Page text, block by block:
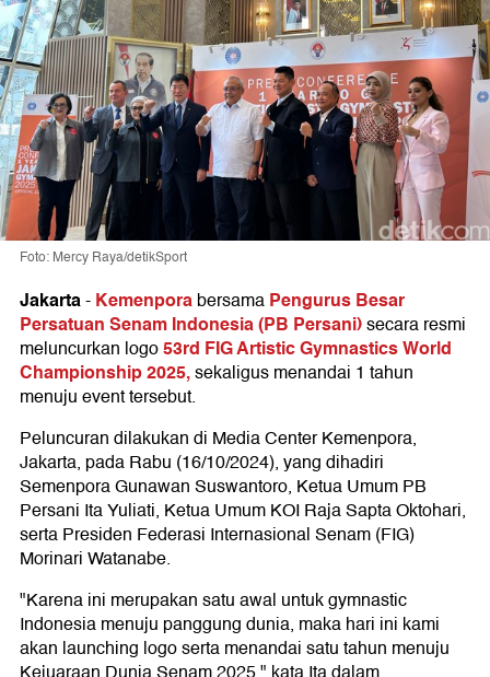
Foto: Mercy Raya/detikSport
Jakarta-KemenporabersamaPengurus Besar
Persatuan Senam Indonesia (PB Persani)secara resmi
meluncurkan logo53rd FIG Artistic Gymnastics World
Championship 2025,sekaligus menandai 1 tahun
menuju event tersebut.
Peluncuran dilakukan di Media Center Kemenpora,
Jakarta, pada Rabu (16/10/2024), yang dihadiri
Semenpora Gunawan Suswantoro, Ketua Umum PB
Persani Ita Yuliati, Ketua Umum KOI Raja Sapta Oktohari,
serta Presiden Federasi Internasional Senam (FIG)
Morinari Watanabe.
"Karena ini merupakan satu awal untuk gymnastic
Indonesia menuju panggung dunia, maka hari ini kami
akan launching logo serta menandai satu tahun menuju